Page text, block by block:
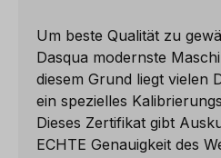
Um beste Qualität zu
Dasqua modernste
diesem Grund liegt vielen
ein spezielles
Dieses Zertifikat gibt
ECHTE Genauigkeit des